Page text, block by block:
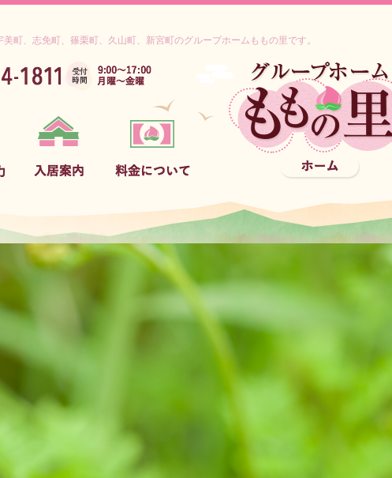
町、志免町、篠栗町、久山町、新宮町のグループホームももの里です。
と
守っていただきたいこと
グループホーム サービス料金